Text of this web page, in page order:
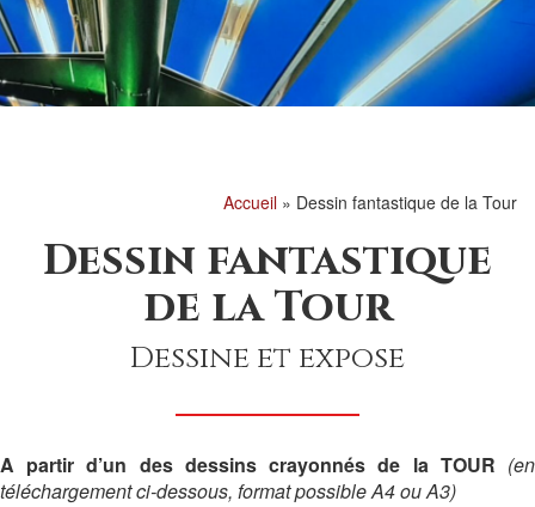
Accueil » Dessin fantastique de la Tour
Dessin fantastique
de la Tour
Dessine et expose
A partir d’un des dessins crayonnés de la TOUR (en
téléchargement ci-dessous, format possible A4 ou A3)